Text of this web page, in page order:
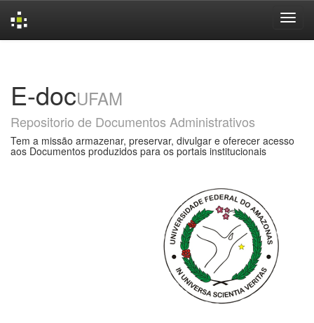
E-docUFAM
Repositorio de Documentos Administrativos
Tem a missão armazenar, preservar, divulgar e oferecer acesso
aos Documentos produzidos para os portais institucionais